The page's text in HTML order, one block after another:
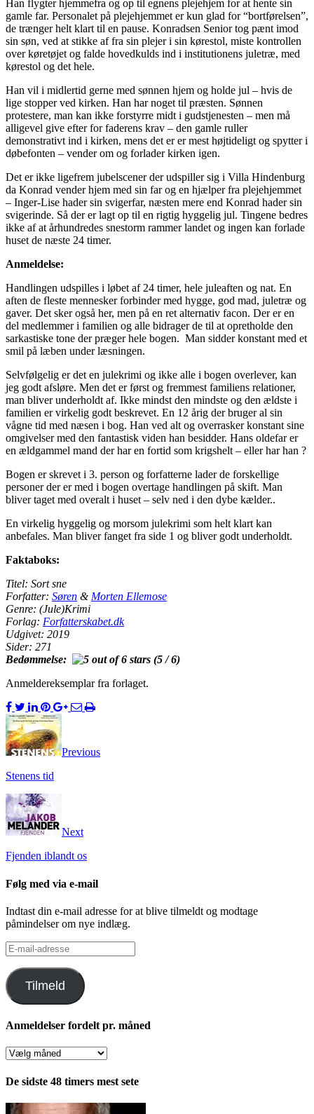
Han flygter hjemmefra og op til egnens plejehjem for at hente sin
gamle far. Personalet på plejehjemmet er kun glad for “bortførelsen”,
de trænger helt klart til en pause. Konradsen Senior tog pænt imod
sin søn, ved at stikke af fra sin plejer i sin kørestol, miste kontrollen
over køretøjet og falde hovedkulds ind i institutionens juletræ, med
kørestol og det hele.
Han vil i midlertid gerne med sønnen hjem og holde jul – hvis de
lige stopper ved kirken. Han har noget til præsten. Sønnen
protestere, man kan ikke forstyrre midt i gudstjenesten – men må
alligevel give efter for faderens krav – den gamle ruller
demonstrativt ind i kirken, mens det er er mest højtideligt og spytter i
døbefonten – vender om og forlader kirken igen.
Det er ikke ligefrem jubelscener der udspiller sig i Villa Hindenburg
da Konrad vender hjem med sin far og en hjælper fra plejehjemmet
– Inger-Lise hader sin svigerfar, næsten mere end Konrad hader sin
svigerinde. Så der er lagt op til en rigtig hyggelig jul. Tingene bedres
ikke af at århundredes snestorm rammer landet og ingen kan forlade
huset de næste 24 timer.
Anmeldelse:
Handlingen udspilles i løbet af 24 timer, hele juleaften og nat. En
aften de fleste mennesker forbinder med hygge, god mad, juletræ og
gaver. Det sker også her, men på en ret alternativ facon. Der er en
del medlemmer i familien og alle bidrager de til at opretholde den
sarkastiske tone der præger hele bogen. Man sidder konstant med et
smil på læben under læsningen.
Selvfølgelig er det en julekrimi og ikke alle i bogen overlever, kan
jeg godt afsløre. Men det er først og fremmest familiens relationer,
man bliver underholdt af. Ikke mindst den mindste og den ældste i
familien er virkelig godt beskrevet. En 12 årig der bruger al sin
vågne tid med næsen i bog. Han ved alt og overrasker konstant sine
omgivelser med den fantastisk viden han besidder. Hans oldefar er
en ældgammel mand der har en fortid som krigshelt – eller har han ?
Bogen er skrevet i 3. person og forfatterne lader de forskellige
personer der er med i bogen overtage handlingen på skift. Man
bliver taget med overalt i huset – selv ned i den dybe kælder..
En virkelig hyggelig og morsom julekrimi som helt klart kan
anbefales. Man bliver fanget fra side 1 og bliver godt underholdt.
Faktaboks:
Titel: Sort sne
Forfatter: Søren & Morten Ellemose
Genre: (Jule)Krimi
Forlag: Forfatterskabet.dk
Udgivet: 2019
Sider: 271
Bedømmelse:
(5 / 6)
Anmeldereksemplar fra forlaget.
Previous
Stenens tid
Next
Fjenden iblandt os
Følg med via e-mail
Indtast din e-mail adresse for at blive tilmeldt og modtage
påmindelser om nye indlæg.
E-
mail-
adresse
Tilmeld
Anmeldelser fordelt pr. måned
Anmeldelser
pr.
De sidste 48 timers mest sete